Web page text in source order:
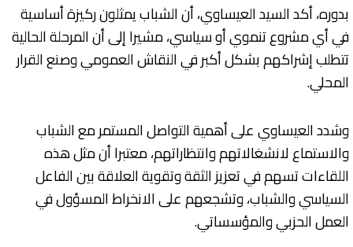
بدوره، أكد السيد العيساوي، أن الشباب يمثلون ركيزة أساسية
في أي مشروع تنموي أو سياسي، مشيرا إلى أن المرحلة الحالية
تتطلب إشراكهم بشكل أكبر في النقاش العمومي وصنع القرار
المحلي.
وشدد العيساوي على أهمية التواصل المستمر مع الشباب
والاستماع لانشغالاتهم وانتظاراتهم، معتبرا أن مثل هذه
اللقاءات تسهم في تعزيز الثقة وتقوية العلاقة بين الفاعل
السياسي والشباب، وتشجعهم على الانخراط المسؤول في
العمل الحزبي والمؤسساتي.